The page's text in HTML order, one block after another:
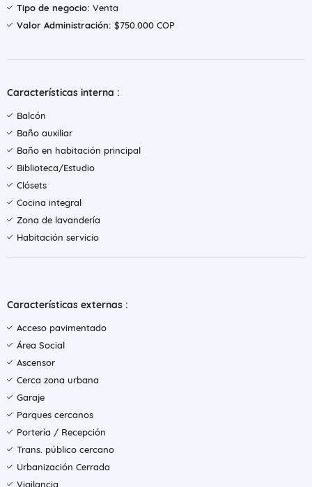
Tipo de negocio: Venta
Valor Administración: $750.000 COP
Características interna :
Balcón
Baño auxiliar
Baño en habitación principal
Biblioteca/Estudio
Clósets
Cocina integral
Zona de lavandería
Habitación servicio
Características externas :
Acceso pavimentado
Área Social
Ascensor
Cerca zona urbana
Garaje
Parques cercanos
Portería / Recepción
Trans. público cercano
Urbanización Cerrada
Vigilancia